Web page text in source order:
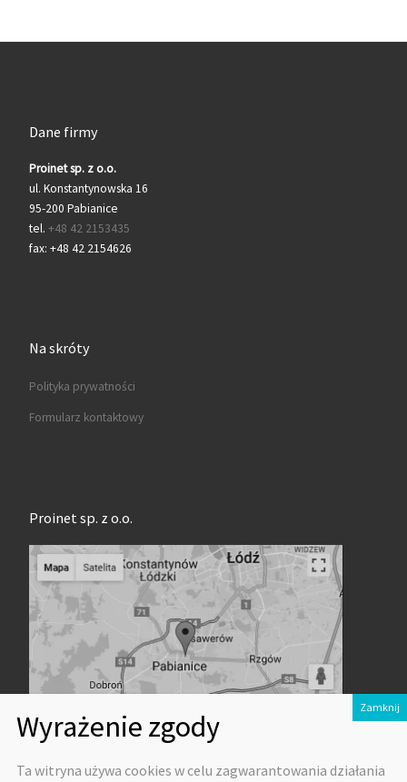
Dane firmy
Proinet sp. z o.o.
ul. Konstantynowska 16
95-200 Pabianice
tel. +48 42 2153435
fax: +48 42 2154626
Na skróty
Polityka prywatności
Formularz kontaktowy
Proinet sp. z o.o.
Ta witryna używa cookies w celu zagwarantowania działania